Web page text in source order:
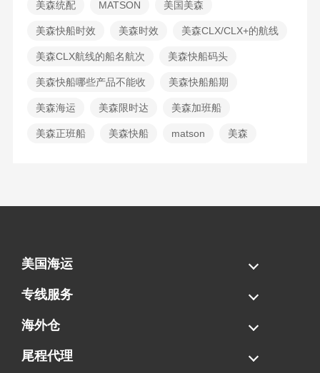
美森统配 MATSON 美国美森
美森快船时效 美森时效 美森CLX/CLX+的航线
美森CLX航线的船名航次 美森快船码头
美森快船哪些产品不能收 美森快船船期
美森海运 美森限时达 美森加班船
美森正班船 美森快船 matson 美森
美国海运
海运拼柜
海运整柜
美国海卡
加拿大海运
专线服务
FBA专线直送
超大件专线
AWD专线
电池专线
海外仓
一件代发
FBA中转
贴标换标
拆柜/存储
尾程代理